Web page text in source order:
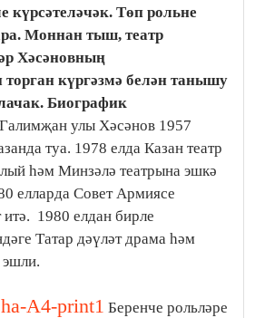
күрсәтеләчәк. Төп рольне
Моннан тыш, театр
Хәсәновның
күргәзмә белән танышу
Биографик
улы Хәсәнов 1957
туа. 1978 елда Казан театр
һәм Минзәлә театрына эшкә
елларда Совет Армиясе
1980 елдан бирле
Татар дәүләт драма һәм
эшли.
Беренче рольләре